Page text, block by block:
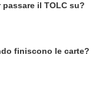
il TOLC su?
finiscono le carte?